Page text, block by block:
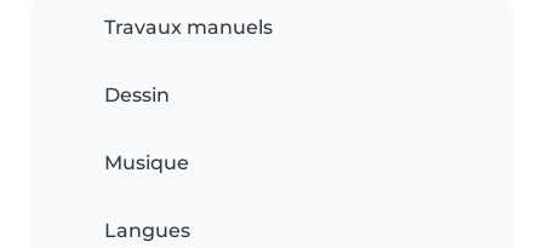
Travaux manuels
Dessin
Musique
Langues